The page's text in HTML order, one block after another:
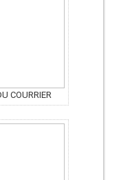
COURRIER